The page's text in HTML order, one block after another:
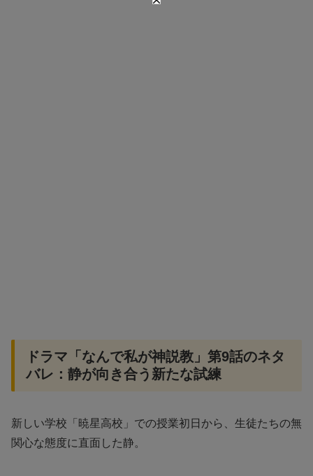
ドラマ「なんで私が神説教」第9話のネタ
バレ：静が向き合う新たな試練
新しい学校「暁星高校」での授業初日から、生徒たちの無
関心な態度に直面した静。